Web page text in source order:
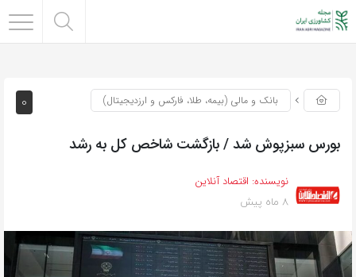
0 بانک و مالی (بیمه، طلا، فارکس و ارزدیجیتال)
بورس سبزپوش شد / بازگشت شاخص کل به رشد
نویسنده: اقتصاد آنلاین
8 ماه پیش